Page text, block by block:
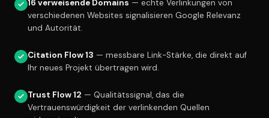
16 verweisende Domains — echte Verlinkungen von
verschiedenen Websites signalisieren Google Relevanz
und Autorität.
Citation Flow 13 — messbare Link-Stärke, die direkt auf
Ihr neues Projekt übertragen wird.
Trust Flow 12 — Qualitätssignal, das die
Vertrauenswürdigkeit der verlinkenden Quellen